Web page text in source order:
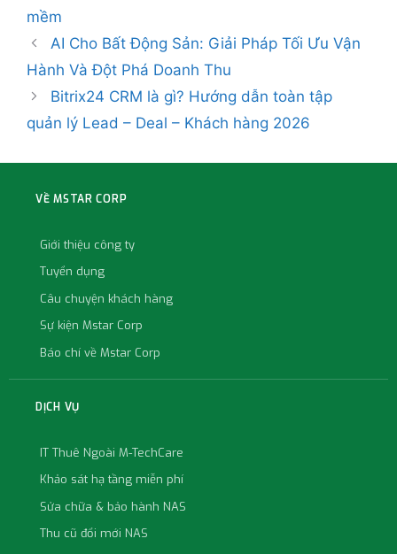
mềm
AI Cho Bất Động Sản: Giải Pháp Tối Ưu Vận
Hành Và Đột Phá Doanh Thu
Bitrix24 CRM là gì? Hướng dẫn toàn tập
quản lý Lead – Deal – Khách hàng 2026
VỀ MSTAR CORP
Giới thiệu công ty
Tuyển dụng
Câu chuyện khách hàng
Sự kiện Mstar Corp
Báo chí về Mstar Corp
DỊCH VỤ
IT Thuê Ngoài M-TechCare
Khảo sát hạ tầng miễn phí
Sửa chữa & bảo hành NAS
Thu cũ đổi mới NAS